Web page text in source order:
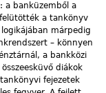
a banküzemből a
a tankönyv
márpedig
– könnyen
a bankközi
diákok
fejezetek